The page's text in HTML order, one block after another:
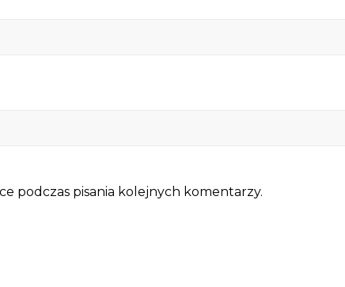
podczas pisania kolejnych komentarzy.